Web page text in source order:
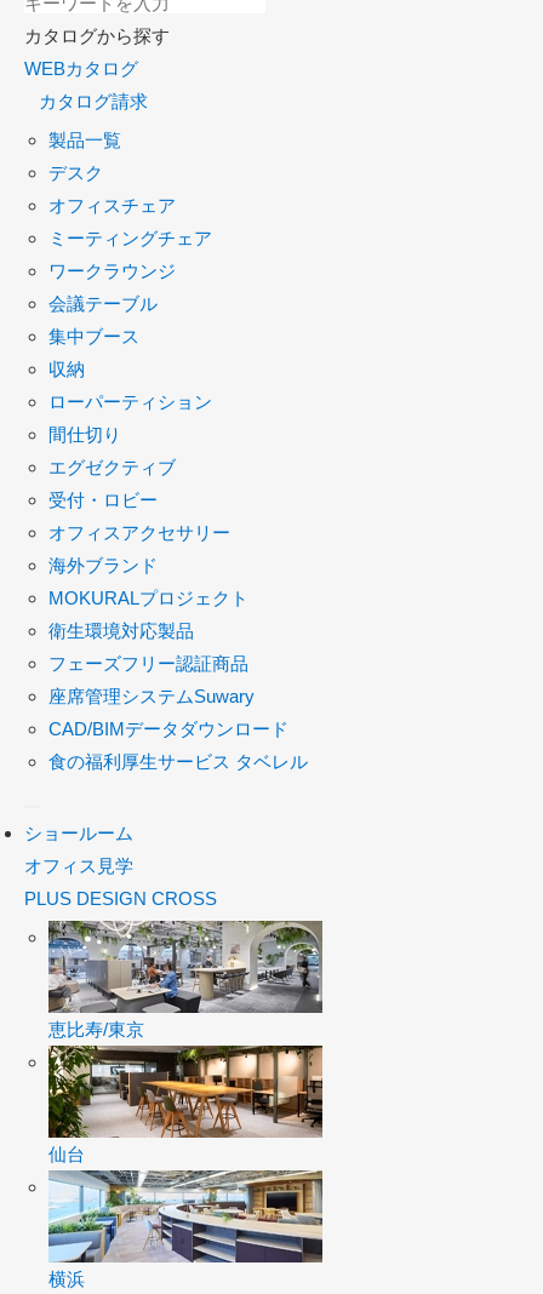
カタログから探す
WEBカタログ
カタログ請求
製品一覧
デスク
オフィスチェア
ミーティングチェア
ワークラウンジ
会議テーブル
集中ブース
収納
ローパーティション
間仕切り
エグゼクティブ
受付・ロビー
オフィスアクセサリー
海外ブランド
MOKURALプロジェクト
衛生環境対応製品
フェーズフリー認証商品
座席管理システムSuwary
CAD/BIMデータダウンロード
食の福利厚生サービス タベレル
ショールーム
オフィス見学
PLUS DESIGN CROSS
恵比寿/東京
仙台
横浜